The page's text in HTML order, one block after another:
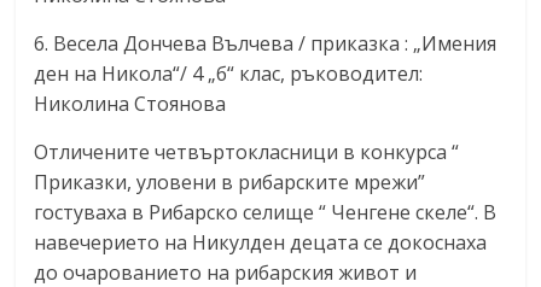
6. Весела Дончева Вълчева / приказка : „Имения
ден на Никола“/ 4 „б“ клас, ръководител:
Николина Стоянова
Отличените четвъртокласници в конкурса “
Приказки, уловени в рибарските мрежи”
гостуваха в Рибарско селище “ Ченгене скеле“. В
навечерието на Никулден децата се докоснаха
до очарованието на рибарския живот и